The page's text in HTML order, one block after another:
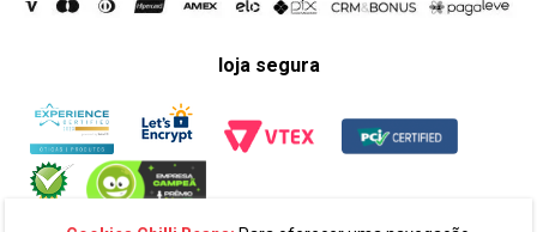
loja segura